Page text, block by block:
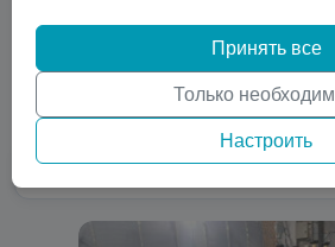
#Транспортировка жидких газов
#Вентиль выдачи жидкости
Показать все
Принять все
Только
Настроить